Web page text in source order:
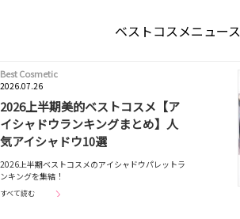
ベストコスメニュース
Best Cosmetic
2026.07.26
2026上半期美的ベストコスメ【ア
イシャドウランキングまとめ】人
気アイシャドウ10選
2026上半期ベストコスメのアイシャドウパレットラ
ンキングを集結！
すべて読む